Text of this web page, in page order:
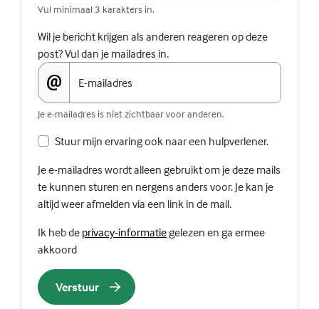
Vul minimaal 3 karakters in.
Wil je bericht krijgen als anderen reageren op deze
post? Vul dan je mailadres in.
E-mailadres
Je e-mailadres is niet zichtbaar voor anderen.
Stuur mijn ervaring ook naar een hulpverlener.
Je e-mailadres wordt alleen gebruikt om je deze mails
te kunnen sturen en nergens anders voor. Je kan je
altijd weer afmelden via een link in de mail.
Ik heb de privacy-informatie(Externe link)
gelezen en ga ermee
akkoord
Verstuur